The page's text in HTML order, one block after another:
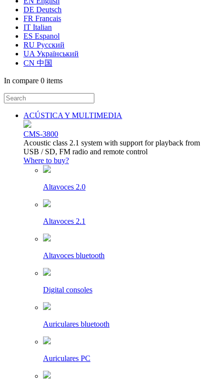
DE Deutsch
FR Francais
IT Italian
ES Espanol
RU Русский
UA Український
CN 中国
In compare 0 items
ACÚSTICA Y MULTIMEDIA
CMS-3800
Acoustic class 2.1 system with support for playback from
USB / SD, FM radio and remote control
Where to buy?
Altavoces 2.0
Altavoces 2.1
Altavoces bluetooth
Digital consoles
Auriculares bluetooth
Auriculares PC